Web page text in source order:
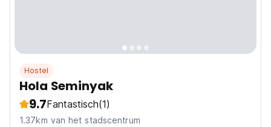
Hostel
Hola Seminyak
9.7Fantastisch(1)
1.37km van het stadscentrum